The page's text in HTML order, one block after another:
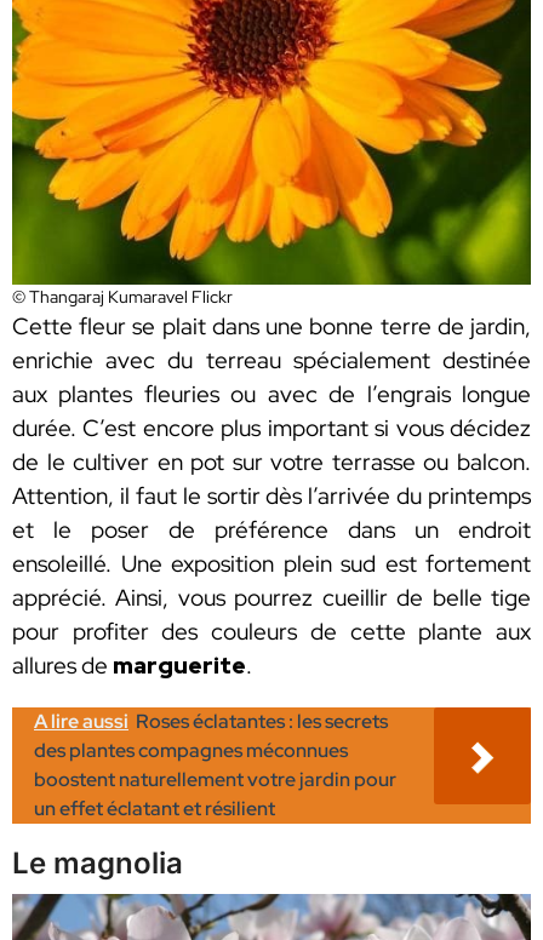
© Thangaraj Kumaravel Flickr
Cette fleur se plait dans une bonne terre de jardin,
enrichie avec du terreau spécialement destinée
aux plantes fleuries ou avec de l’engrais longue
durée. C’est encore plus important si vous décidez
de le cultiver en pot sur votre terrasse ou balcon.
Attention, il faut le sortir dès l’arrivée du printemps
et le poser de préférence dans un endroit
ensoleillé. Une exposition plein sud est fortement
apprécié. Ainsi, vous pourrez cueillir de belle tige
pour profiter des couleurs de cette plante aux
allures de marguerite.
A lire aussi Roses éclatantes : les secrets
des plantes compagnes méconnues
boostent naturellement votre jardin pour
un effet éclatant et résilient
Le magnolia